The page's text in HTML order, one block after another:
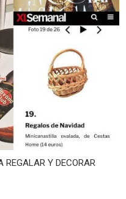
REGALAR Y DECORAR